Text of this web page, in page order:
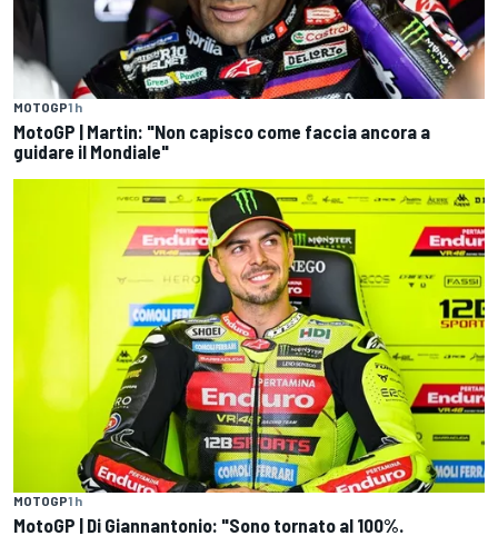
MOTOGP1 h
MotoGP | Martin: "Non capisco come faccia ancora a
guidare il Mondiale"
MOTOGP1 h
MotoGP | Di Giannantonio: "Sono tornato al 100%.